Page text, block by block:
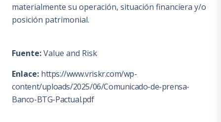
materialmente su operación, situación financiera y/o
posición patrimonial.
Fuente:Value and Risk
Enlace: https://www.vriskr.com/wp-
content/uploads/2025/06/Comunicado-de-prensa-
Banco-BTG-Pactual.pdf